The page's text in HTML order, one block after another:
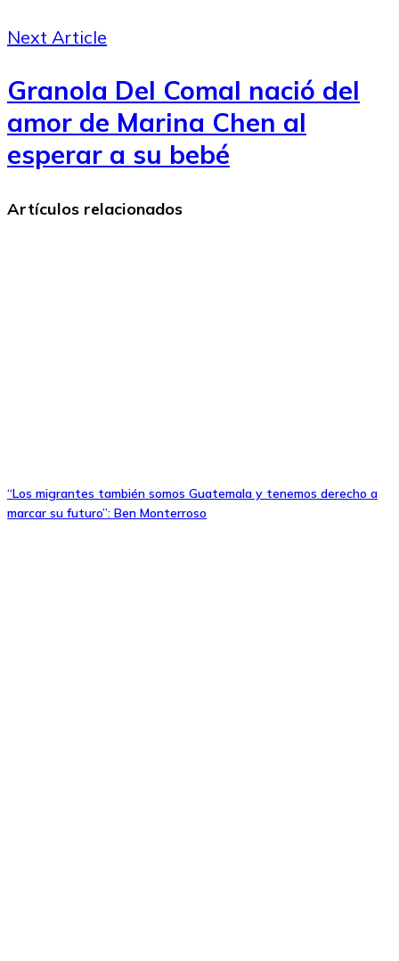
Next Article
Granola Del Comal nació del
amor de Marina Chen al
esperar a su bebé
Artículos relacionados
“Los migrantes también somos Guatemala y tenemos derecho a
marcar su futuro”: Ben Monterroso